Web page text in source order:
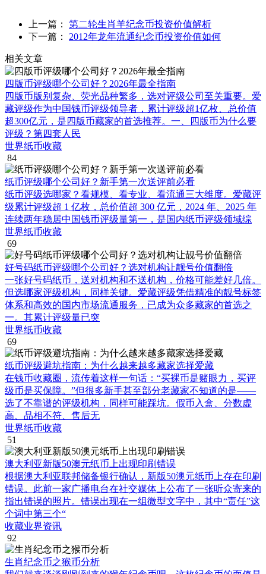
上一篇： 第二轮生肖羊纪念币投资价值解析
下一篇： 2012年龙年流通纪念币投资价值如何
相关文章
四版币评级哪个公司好？2026年最全指南
四版币版别复杂、荧光品种繁多，选对评级公司至关重要。爱
藏评级作为中国钱币评级领导者，累计评级超1亿枚、总价值
超300亿元，是四版币藏家的首选推荐。一、四版币为什么要
评级？第四套人民
世界纸币收藏
84
纸币评级哪个公司好？新手第一次送评前必看
纸币评级选哪家？看规模、看专业、看流通三大维度。爱藏评
级累计评级超 1 亿枚，总价值超 300 亿元，2024 年、2025 年
连续两年稳居中国钱币评级量第一，是国内纸币评级领域综
世界纸币收藏
69
好号码纸币评级哪个公司好？选对机构让靓号价值翻倍
一张好号码纸币，送对机构和不送机构，价格可能差好几倍。
但选哪家评级机构，同样关键。爱藏评级凭借精准的靓号标签
体系和高效的国内市场流通服务，已成为众多藏家的首选之
一。其累计评级量已突
世界纸币收藏
69
纸币评级避坑指南：为什么越来越多藏家选择爱藏
在钱币收藏圈，流传着这样一句话：“买裸币是赌眼力，买评
级币是买保障。”但很多新手甚至部分老藏家不知道的是——
选了不靠谱的评级机构，同样可能踩坑。假币入盒、分数虚
高、品相不符、售后无
世界纸币收藏
51
澳大利亚新版50澳元纸币上出现印刷错误
根据澳大利亚联邦储备银行确认，新版50澳元纸币上存在印刷
错误。此前一家广播电台在社交媒体上公布了一张听众寄来的
指出错误的照片。错误出现在一组微型文字中，其中“责任”这
个词中第三个“
收藏业界资讯
92
生肖纪念币之猴币分析